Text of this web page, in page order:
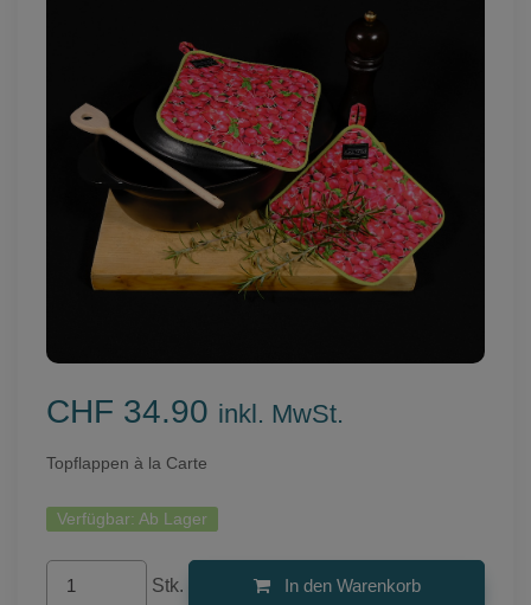
CHF 34.90 inkl. MwSt.
Topflappen à la Carte
Verfügbar: Ab Lager
Stk. In den Warenkorb